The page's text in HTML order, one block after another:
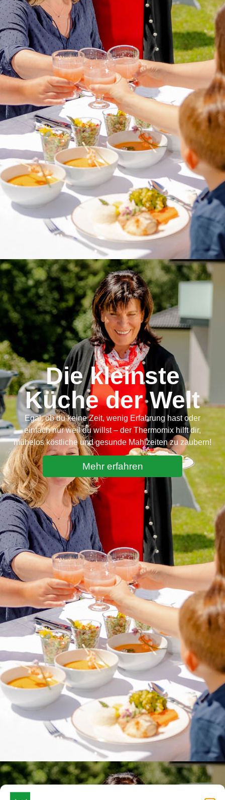
Die kleinste
Küche der Welt
Egal, ob du keine Zeit, wenig Erfahrung hast oder
einfach nur weil du willst – der Thermomixhilft dir,
mühelos köstliche und gesunde Mahlzeiten zu zaubern!
Mehr erfahren